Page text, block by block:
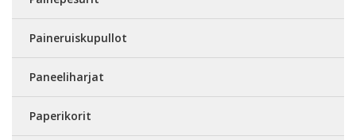
Paineruiskupullot
Paneeliharjat
Paperikorit